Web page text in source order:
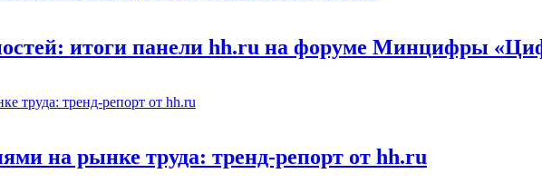
итоги панели hh.ru на форуме Минцифры
на рынке труда: тренд-репорт от hh.ru